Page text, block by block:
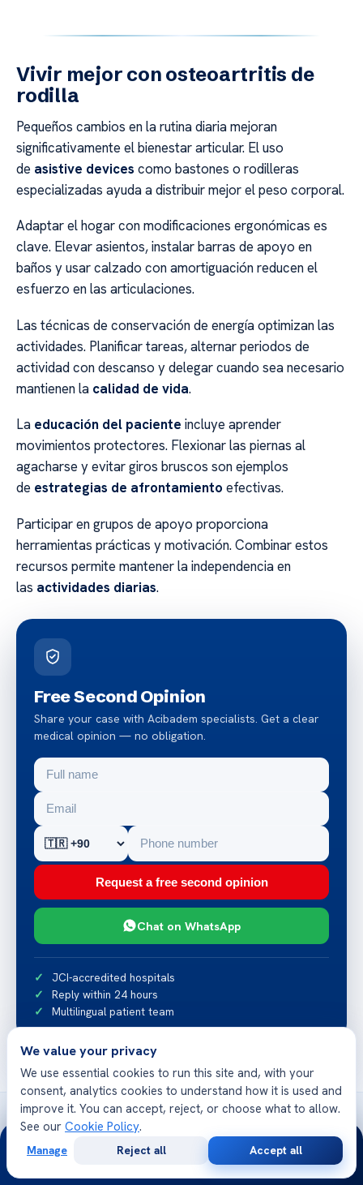
Vivir mejor con osteoartritis de
rodilla
Pequeños cambios en la rutina diaria mejoran
significativamente el bienestar articular. El uso
de asistive devices como bastones o rodilleras
especializadas ayuda a distribuir mejor el peso corporal.
Adaptar el hogar con modificaciones ergonómicas es
clave. Elevar asientos, instalar barras de apoyo en
baños y usar calzado con amortiguación reducen el
esfuerzo en las articulaciones.
Las técnicas de conservación de energía optimizan las
actividades. Planificar tareas, alternar periodos de
actividad con descanso y delegar cuando sea necesario
mantienen la calidad de vida.
La educación del paciente incluye aprender
movimientos protectores. Flexionar las piernas al
agacharse y evitar giros bruscos son ejemplos
de estrategias de afrontamiento efectivas.
Participar en grupos de apoyo proporciona
herramientas prácticas y motivación. Combinar estos
recursos permite mantener la independencia en
las actividades diarias.
Free Second Opinion
Share your case with Acibadem specialists. Get a clear
medical opinion — no obligation.
Request a free second opinion
Chat on WhatsApp
JCI-accredited hospitals
Reply within 24 hours
Multilingual patient team
Related articles
We value your privacy
We use essential cookies to run this site and, with your
consent, analytics cookies to understand how it is used and
improve it. You can accept, reject, or choose what to allow.
See our Cookie Policy.
Manage Reject all Accept all
24/7
Consultation
Opinion